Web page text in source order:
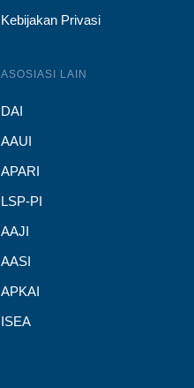
Kebijakan Privasi
ASOSIASI LAIN
DAI
AAUI
APARI
LSP-PI
AAJI
AASI
APKAI
ISEA